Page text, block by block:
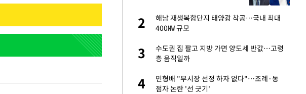
었는데…"
정부, 전 산업에 'AI 옷' 입힌다…AI 로봇 연
1000대 보급 추진
2
해남 재생복합단지 태양광 착공…국내 최대
400㎿ 규모
3
수도권 집 팔고 지방 가면 양도세 반값…고령
층 움직일까
4
민형배 "부시장 선정 하자 없다"…조례·동
점자 논란 '선 긋기'